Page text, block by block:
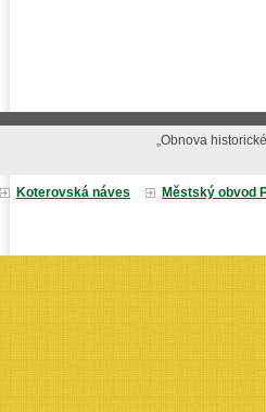
„Obnova
Koterovská náves Městský obvod